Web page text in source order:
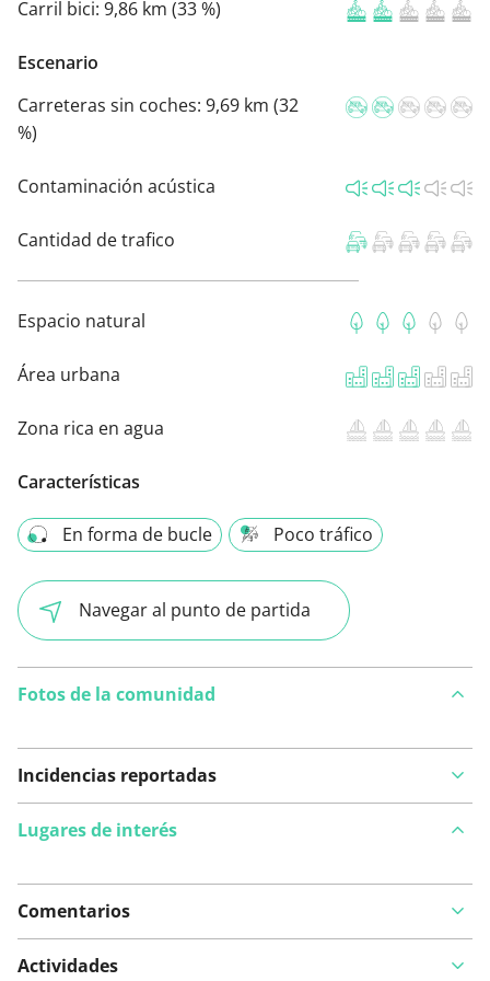
Carril bici: 9,86 km (33 %)
Escenario
Carreteras sin coches: 9,69 km (32
%)
Contaminación acústica
Cantidad de trafico
Espacio natural
Área urbana
Zona rica en agua
Características
En forma de bucle Poco tráfico
Navegar al punto de partida
Fotos de la comunidad
Incidencias reportadas
Ver en el mapa
Lugares de interés
Comentarios
Actividades